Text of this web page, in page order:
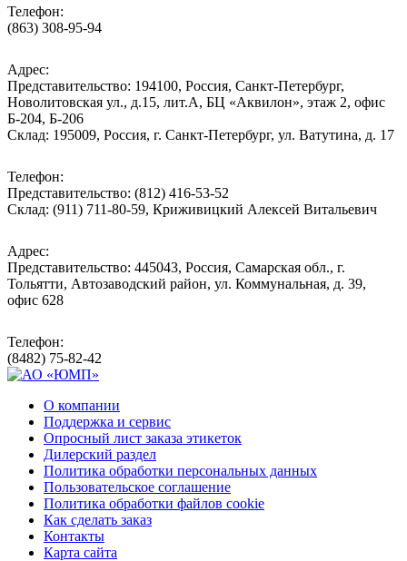
Телефон:
(863) 308-95-94
Адрес:
Представительство: 194100, Россия, Санкт-Петербург,
Новолитовская ул., д.15, лит.А, БЦ «Аквилон», этаж 2, офис
Б-204, Б-206
Склад: 195009, Россия, г. Санкт-Петербург, ул. Ватутина, д. 17
Телефон:
Представительство: (812) 416-53-52
Склад: (911) 711-80-59, Криживицкий Алексей Витальевич
Адрес:
Представительство: 445043, Россия, Самарская обл., г.
Тольятти, Автозаводский район, ул. Коммунальная, д. 39,
офис 628
Телефон:
(8482) 75-82-42
О компании
Поддержка и сервис
Опросный лист заказа этикеток
Дилерский раздел
Политика обработки персональных данных
Пользовательское соглашение
Политика обработки файлов cookie
Как сделать заказ
Контакты
Карта сайта